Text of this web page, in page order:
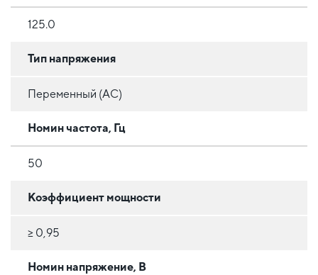
125.0
Тип напряжения
Переменный (AC)
Номин частота, Гц
50
Коэффициент мощности
≥ 0,95
Номин напряжение, В